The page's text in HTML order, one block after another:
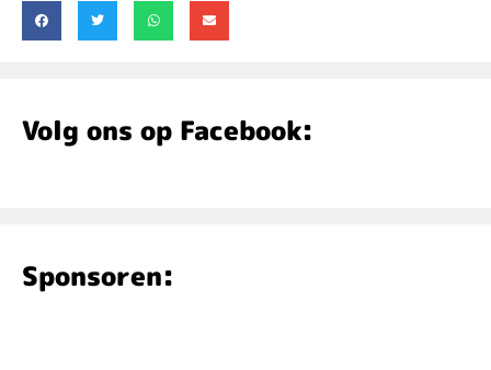
Volg ons op Facebook:
Sponsoren: